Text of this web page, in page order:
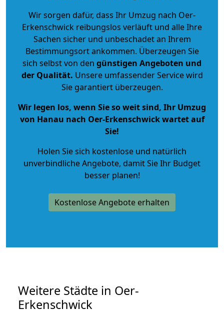
Wir sorgen dafür, dass Ihr Umzug nach Oer-
Erkenschwick reibungslos verläuft und alle Ihre
Sachen sicher und unbeschadet an Ihrem
Bestimmungsort ankommen. Überzeugen Sie
sich selbst von den günstigen Angeboten und
der Qualität. Unsere umfassender Service wird
Sie garantiert überzeugen.
Wir legen los, wenn Sie so weit sind, Ihr Umzug
von Hanau nach Oer-Erkenschwick wartet auf
Sie!
Holen Sie sich kostenlose und natürlich
unverbindliche Angebote, damit Sie Ihr Budget
besser planen!
Kostenlose Angebote erhalten
Weitere Städte in Oer-
Erkenschwick